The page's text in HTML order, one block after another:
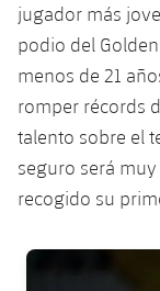
Instalaciones
jugador más
podio del
menos de 21
romper récords
talento sobre el
seguro será
recogido su
FC Barcelona club